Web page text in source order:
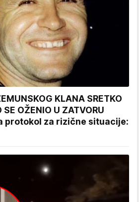
KLANA SRETKO
SE OŽENIO U ZATVORU
protokol za rizične situacije: